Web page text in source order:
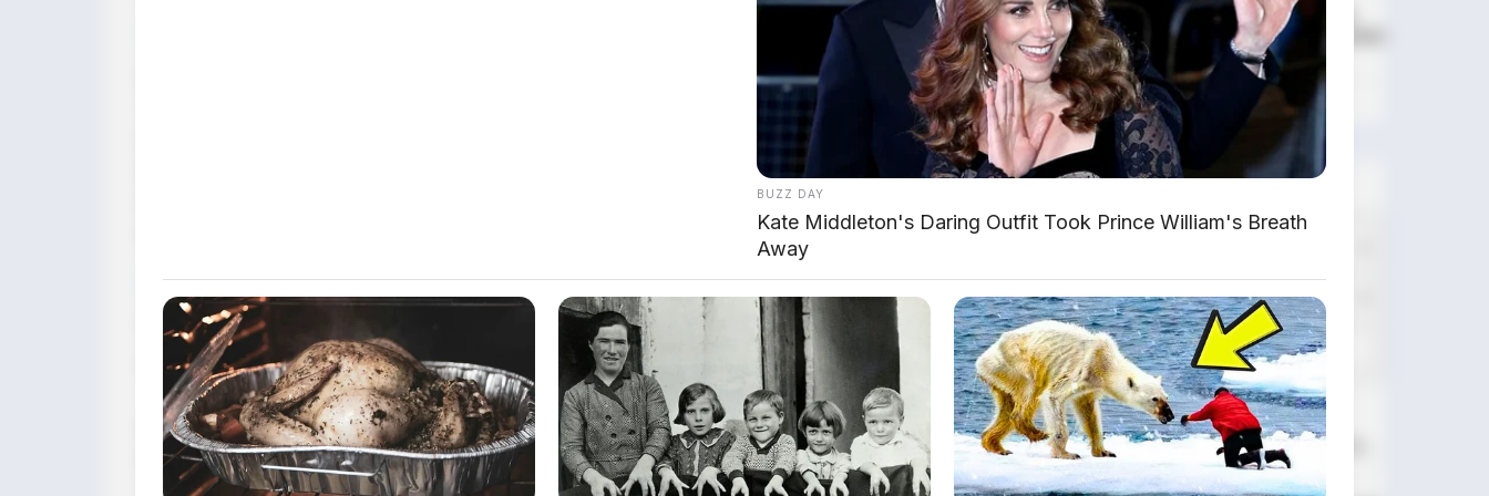
– BYD dan produsen China lainnya merebut pangsa pasar VW di China dan
⚖️ Penolakan dan Konflik
Rencana ini diprediksi menghadapi perlawanan sengitdari:
Serikat pekerja IG Metall– berjanji akan melakukan segala upaya untuk mencegah rencana
Dewan Pekerja VW– menyebut rencana ini sebagai "ancaman tidak bertanggung jawab"
Negara Bagian Lower Saxony– pemegang saham terbesar kedua dengan 20% hak suara,
menolak melemahkan pengaruh pekerja
DIJUAL : Xpander Ultimate
2019 Matic Surat Bali – Kondisi
Istimewa, KM 37.000
Lihat Semua Unit Bali »
DATABASEARTIKEL
Leapmotor B01: Sedan Listrik
Kompak 800V dengan Range 670
BUZZ DAY
Kate Middleton's Daring Outfit Took Prince William's Breath
Away